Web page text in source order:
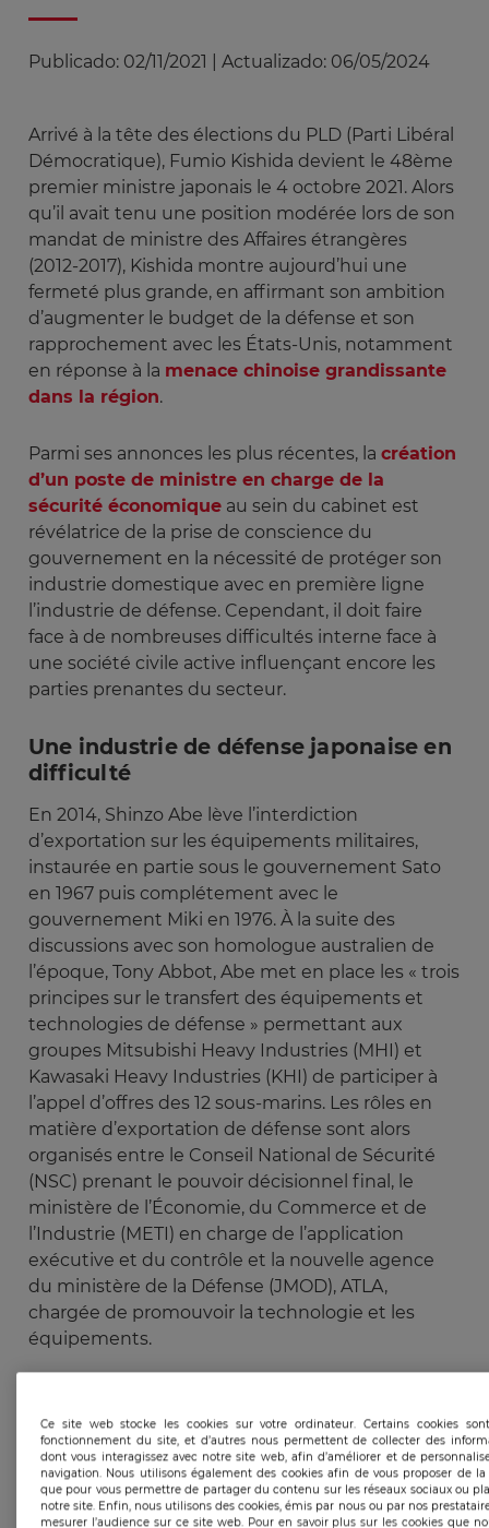
Publicado: 02/11/2021 Actualizado: 06/05/2024
Arrivé à la tête des élections du PLD (Parti Libéral
Démocratique), Fumio Kishida devient le 48ème
premier ministre japonais le 4 octobre 2021. Alors
qu’il avait tenu une position modérée lors de son
mandat de ministre des Affaires étrangères
(2012-2017), Kishida montre aujourd’hui une
fermeté plus grande, en affirmant son ambition
d’augmenter le budget de la défense et son
rapprochement avec les États-Unis, notamment
en réponse à la menace chinoise grandissante
dans la région.
Parmi ses annonces les plus récentes, la création
d’un poste de ministre en charge de la
sécurité économique au sein du cabinet est
révélatrice de la prise de conscience du
gouvernement en la nécessité de protéger son
industrie domestique avec en première ligne
l’industrie de défense. Cependant, il doit faire
face à de nombreuses difficultés interne face à
une société civile active influençant encore les
parties prenantes du secteur.
Une industrie de défense japonaise en
difficulté
En 2014, Shinzo Abe lève l’interdiction
d’exportation sur les équipements militaires,
instaurée en partie sous le gouvernement Sato
en 1967 puis complétement avec le
gouvernement Miki en 1976. À la suite des
discussions avec son homologue australien de
l’époque, Tony Abbot, Abe met en place les « trois
principes sur le transfert des équipements et
technologies de défense » permettant aux
groupes Mitsubishi Heavy Industries (MHI) et
Kawasaki Heavy Industries (KHI) de participer à
l’appel d’offres des 12 sous-marins. Les rôles en
matière d’exportation de défense sont alors
organisés entre le Conseil National de Sécurité
(NSC) prenant le pouvoir décisionnel final, le
ministère de l’Économie, du Commerce et de
l’Industrie (METI) en charge de l’application
exécutive et du contrôle et la nouvelle agence
du ministère de la Défense (JMOD), ATLA,
chargée de promouvoir la technologie et les
équipements.
signer son premier contrat, avec les Philippines
pour un système de surveillance radar,
technologie de Mitsubishi Electric Corp (MELCO).
Mais si ce contrat marque une première victoire,
Ce site web stocke les cookies sur votre ordinateur. Certains cookies
fonctionnement du site, et d’autres nous permettent de collecter des
dont vous interagissez avec notre site web, afin d’améliorer et de
navigation. Nous utilisons également des cookies afin de vous proposer de
que pour vous permettre de partager du contenu sur les réseaux sociaux ou
notre site. Enfin, nous utilisons des cookies, émis par nous ou par nos
mesurer l’audience sur ce site web. Pour en savoir plus sur les cookies que